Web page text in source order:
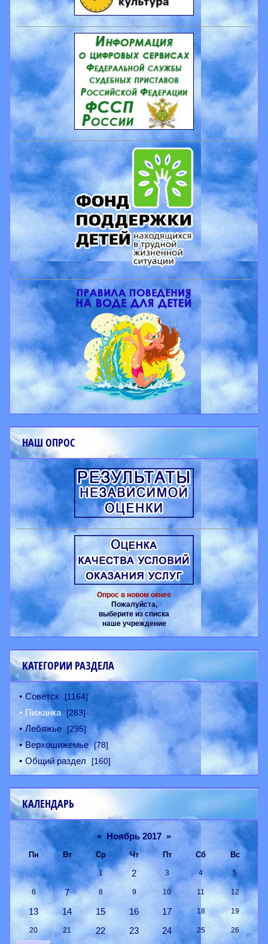
НАШ ОПРОС
Опрос в новом окнее
Пожалуйста,
выберите из списка
наше учреждение
КАТЕГОРИИ РАЗДЕЛА
Советск [1164]
Пижанка [283]
Лебяжье [295]
Верхошижемье [78]
Общий раздел [160]
КАЛЕНДАРЬ
« Ноябрь 2017 »
Пн Вт Ср Чт Пт Сб Вс
1 2 3 4 5
6 7 8 9 10 11 12
13 14 15 16 17 18 19
20 21 22 23 24 25 26